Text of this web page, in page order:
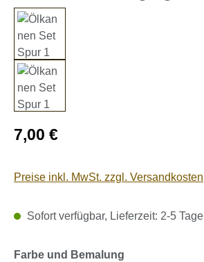
Regulärer Preis:
7,00 €
Preise inkl. MwSt. zzgl. Versandkosten
Sofort verfügbar, Lieferzeit: 2-5 Tage
Farbe und Bemalung